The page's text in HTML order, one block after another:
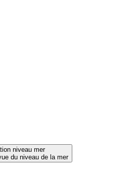
niveau mer
du niveau de la mer